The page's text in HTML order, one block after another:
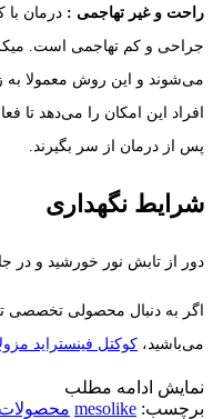
راحت و غیر تهاجمی : درمان با
جراحی و کم تهاجمی است.
می‌شوند و این روش معمولا به
افراد این امکان را می‌دهد تا
پس از درمان از سر بگیرند.
شرایط نگهداری
دور از تابش نور خورشید و در
اگر به دنبال محصولی تخصصی
می‌باشید، کوکتل فینستراید
نمایش ادامه مطلب
برچسب: mesolike محصولات mesolike